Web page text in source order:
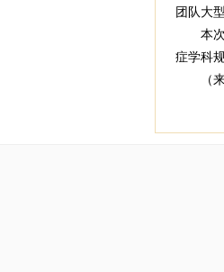
团队大
本次
症学科
（来